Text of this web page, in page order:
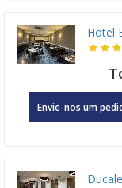
Hotel
Envie-nos um
Ducale